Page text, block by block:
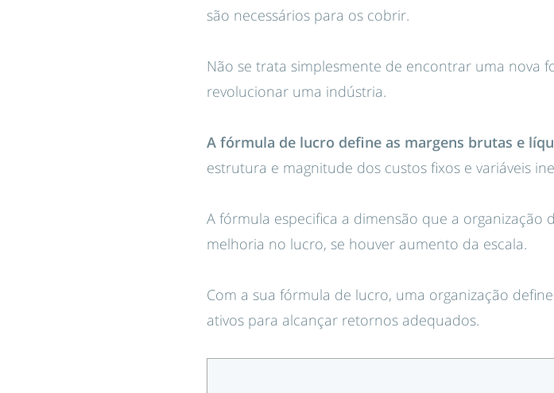
são necessários para os cobrir.
Não se trata simplesmente de encontrar uma nova
revolucionar uma indústria.
A fórmula de lucro define as margens brutas e
estrutura e magnitude dos custos fixos e variáveis
A fórmula especifica a dimensão que a
melhoria no lucro, se houver aumento da escala.
Com a sua fórmula de lucro, uma organização
ativos para alcançar retornos adequados.